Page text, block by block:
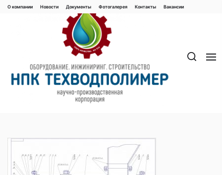
Перейти
О компании Новости Документы Фотогалерея Контaкты Вакaнсии